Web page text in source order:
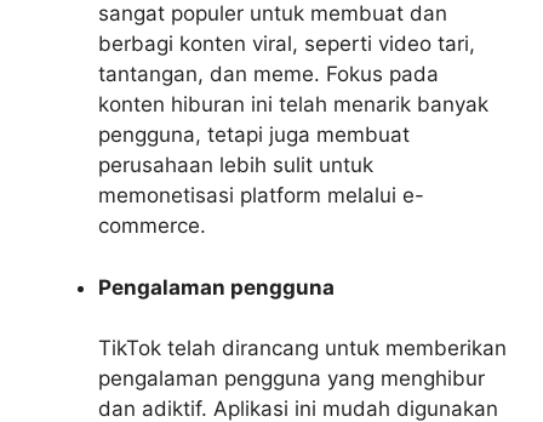
sangat populer untuk membuat dan
berbagi konten viral, seperti video tari,
tantangan, dan meme. Fokus pada
konten hiburan ini telah menarik banyak
pengguna, tetapi juga membuat
perusahaan lebih sulit untuk
memonetisasi platform melalui e-
commerce.
Pengalaman pengguna
TikTok telah dirancang untuk memberikan
pengalaman pengguna yang menghibur
dan adiktif. Aplikasi ini mudah digunakan